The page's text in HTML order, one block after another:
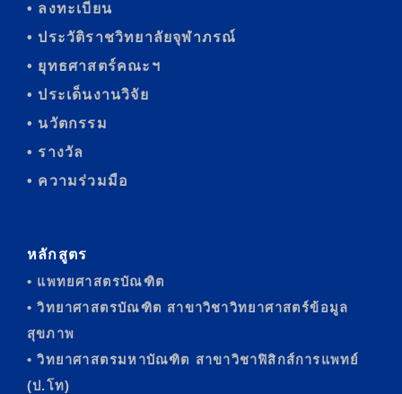
• ลงทะเบียน
• ประวัติราชวิทยาลัยจุฬาภรณ์
• ยุทธศาสตร์คณะฯ
• ประเด็นงานวิจัย
• นวัตกรรม
• รางวัล
• ความร่วมมือ
หลักสูตร
• แพทยศาสตรบัณฑิต
• วิทยาศาสตรบัณฑิต สาขาวิชาวิทยาศาสตร์ข้อมูล
สุขภาพ
• วิทยาศาสตรมหาบัณฑิต สาขาวิชาฟิสิกส์การแพทย์
(ป.โท)